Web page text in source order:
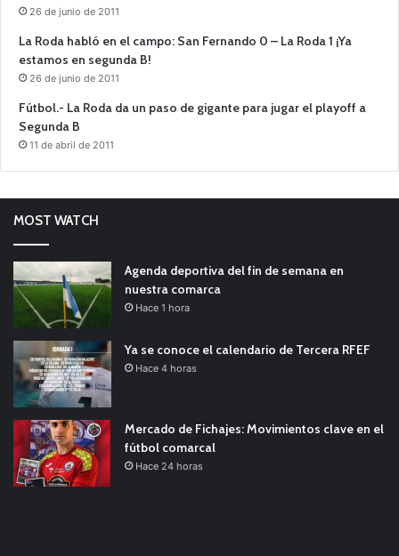
26 de junio de 2011
La Roda habló en el campo: San Fernando 0 – La Roda 1 ¡Ya
estamos en segunda B!
26 de junio de 2011
Fútbol.- La Roda da un paso de gigante para jugar el playoff a
Segunda B
11 de abril de 2011
MOST WATCH
Agenda deportiva del fin de semana en
nuestra comarca
Hace 1 hora
Ya se conoce el calendario de Tercera RFEF
Hace 4 horas
Mercado de Fichajes: Movimientos clave en el
fútbol comarcal
Hace 24 horas